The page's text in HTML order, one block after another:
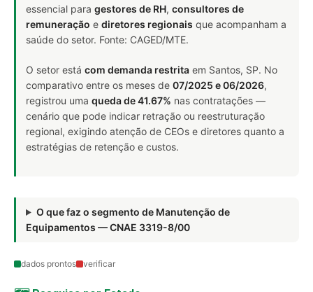
essencial para gestores de RH, consultores de
remuneração e diretores regionais que acompanham a
saúde do setor. Fonte: CAGED/MTE.
O setor está com demanda restrita em Santos, SP. No
comparativo entre os meses de 07/2025 e 06/2026,
registrou uma queda de 41.67% nas contratações —
cenário que pode indicar retração ou reestruturação
regional, exigindo atenção de CEOs e diretores quanto a
estratégias de retenção e custos.
O que faz o segmento de Manutenção de
Equipamentos — CNAE 3319-8/00
dados prontos verificar